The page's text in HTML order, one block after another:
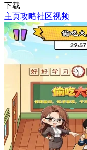
下载
主页攻略社区视频